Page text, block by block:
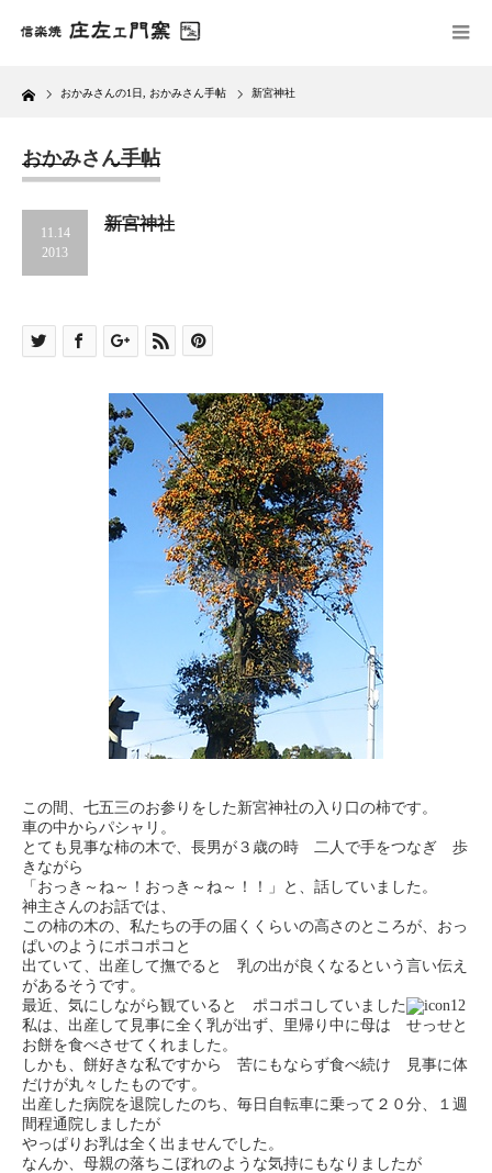
Home おかみさんの1日 おかみさん手帖 新宮神社
おかみさん手帖
11.14
2013
新宮神社
この間、七五三のお参りをした新宮神社の入り口の柿です。
車の中からパシャリ。
とても見事な柿の木で、長男が３歳の時 二人で手をつなぎ 歩
きながら
「おっき～ね～！おっき～ね～！！」と、話していました。
神主さんのお話では、
この柿の木の、私たちの手の届くくらいの高さのところが、おっ
ぱいのようにポコポコと
出ていて、出産して撫でると 乳の出が良くなるという言い伝え
があるそうです。
最近、気にしながら観ていると ポコポコしていました
私は、出産して見事に全く乳が出ず、里帰り中に母は せっせと
お餅を食べさせてくれました。
しかも、餅好きな私ですから 苦にもならず食べ続け 見事に体
だけが丸々したものです。
出産した病院を退院したのち、毎日自転車に乗って２０分、１週
間程通院しましたが
やっぱりお乳は全く出ませんでした。
なんか、母親の落ちこぼれのような気持にもなりましたが